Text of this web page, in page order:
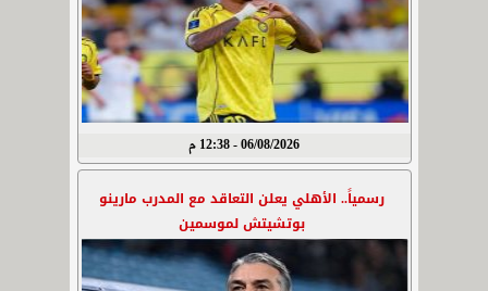
06/08/2026 - 12:38 م
رسمياً.. الأهلي يعلن التعاقد مع المدرب مارينو
بوتشيتش لموسمين